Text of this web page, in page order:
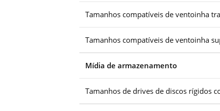
Tamanhos compatíveis de ventoinha
Tamanhos compatíveis de ventoinha
Mídia de armazenamento
Tamanhos de drives de discos rígidos